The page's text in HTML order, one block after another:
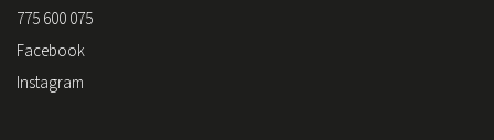
775 600 075
Facebook
Instagram